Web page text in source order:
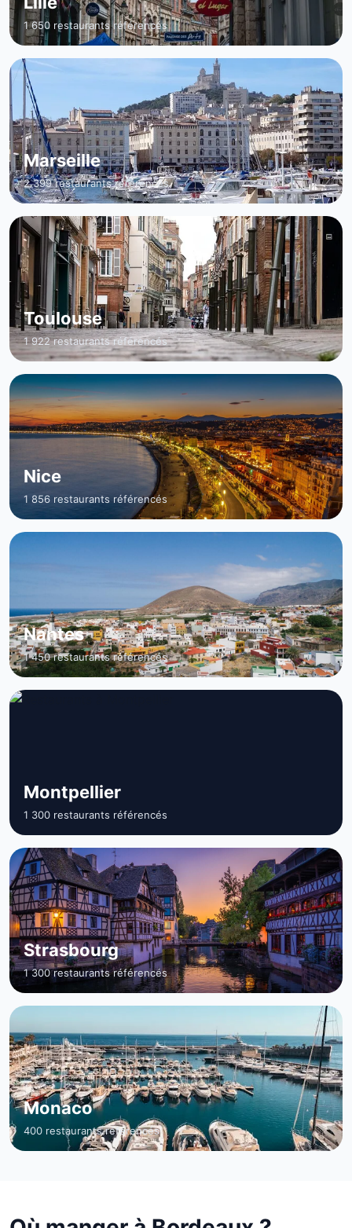
1 650 restaurants référencés
Marseille
2 399 restaurants référencés
Toulouse
1 922 restaurants référencés
Nice
1 856 restaurants référencés
Nantes
1 450 restaurants référencés
Montpellier
1 300 restaurants référencés
Strasbourg
1 300 restaurants référencés
Monaco
400 restaurants référencés